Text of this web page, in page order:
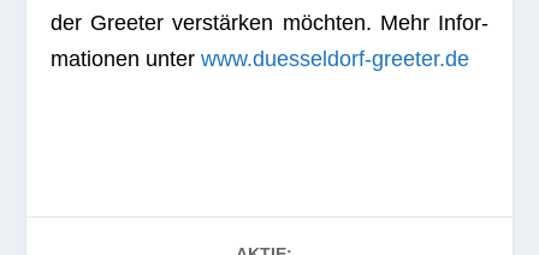
der Gree­ter verstärken möchten. Mehr Infor­
ma­tio­nen unterwww.duesseldorf-greeter.de